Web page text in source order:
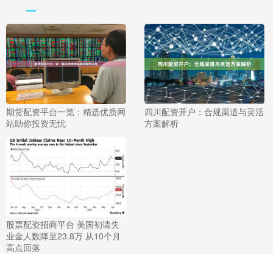
期货配资平台一览：精选优质网
站助你投资无忧
四川配资开户：合规渠道与灵活
方案解析
股票配资招商平台 美国初请失
业金人数降至23.8万 从10个月
高点回落